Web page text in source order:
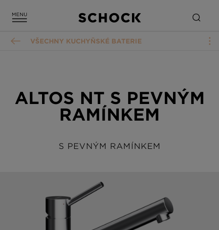
VŠECHNY KUCHYŇSKÉ BATERIE
ALTOS NT S PEVNÝM
RAMÍNKEM
S PEVNÝM RAMÍNKEM